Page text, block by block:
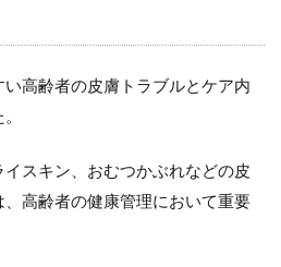
高齢者の皮膚トラブルとケア内
スキン、おむつかぶれなどの皮
高齢者の健康管理において重要